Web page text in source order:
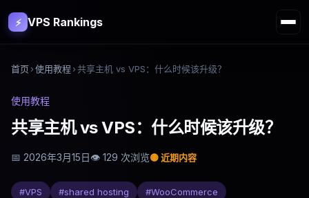
⚡ VPS Rankings
首页 ›使用教程›共享主机 vs VPS：什么时候该升级？
使用教程
共享主机 vs VPS：什么时候该升级？
📅 2026年3月15日👁 129 次浏览🟡近期内容
#VPS #shared hosting #WooCommerce